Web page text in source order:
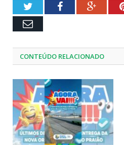
TwitterFacebook
Email
CONTEÚDO RELACIONADO